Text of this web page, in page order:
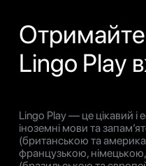
Lingo Play
Lingo Play — це цікавий і
іноземні мови та
(британською та
французькою, німецькою,